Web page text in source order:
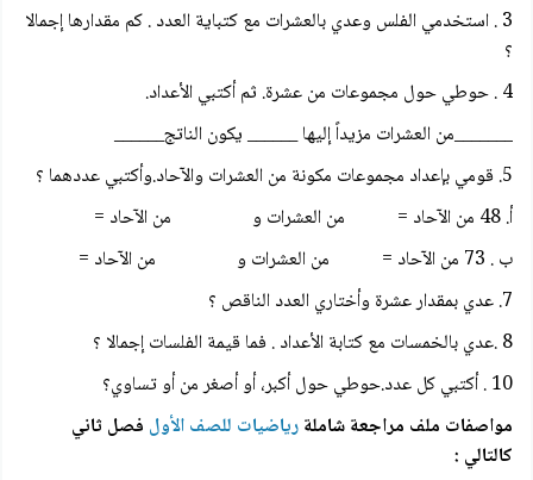
3 . استخدمي الفلس وعدي بالعشرات مع كتباية العدد . كم مقدارها إجمالا
؟
4 . حوطي حول مجموعات من عشرة. ثم أكتبي الأعداد.
_______من العشرات مزيداً إليها ______ يكون الناتج______
5. قومي بإعداد مجموعات مكونة من العشرات والآحاد.وأكتبي عددهما ؟
أ. 48 من الآحاد = من العشرات و من الآحاد =
ب . 73 من الآحاد = من العشرات و من الآحاد =
7. عدي بمقدار عشرة وأختاري العدد الناقص ؟
8 .عدي بالخمسات مع كتابة الأعداد . فما قيمة الفلسات إجمالا ؟
10 . أكتبي كل عدد.حوطي حول أكبر، أو أصغر من أو تساوي؟
مواصفات ملف مراجعة شاملةرياضيات للصف الأول فصل ثاني
كالتالي :